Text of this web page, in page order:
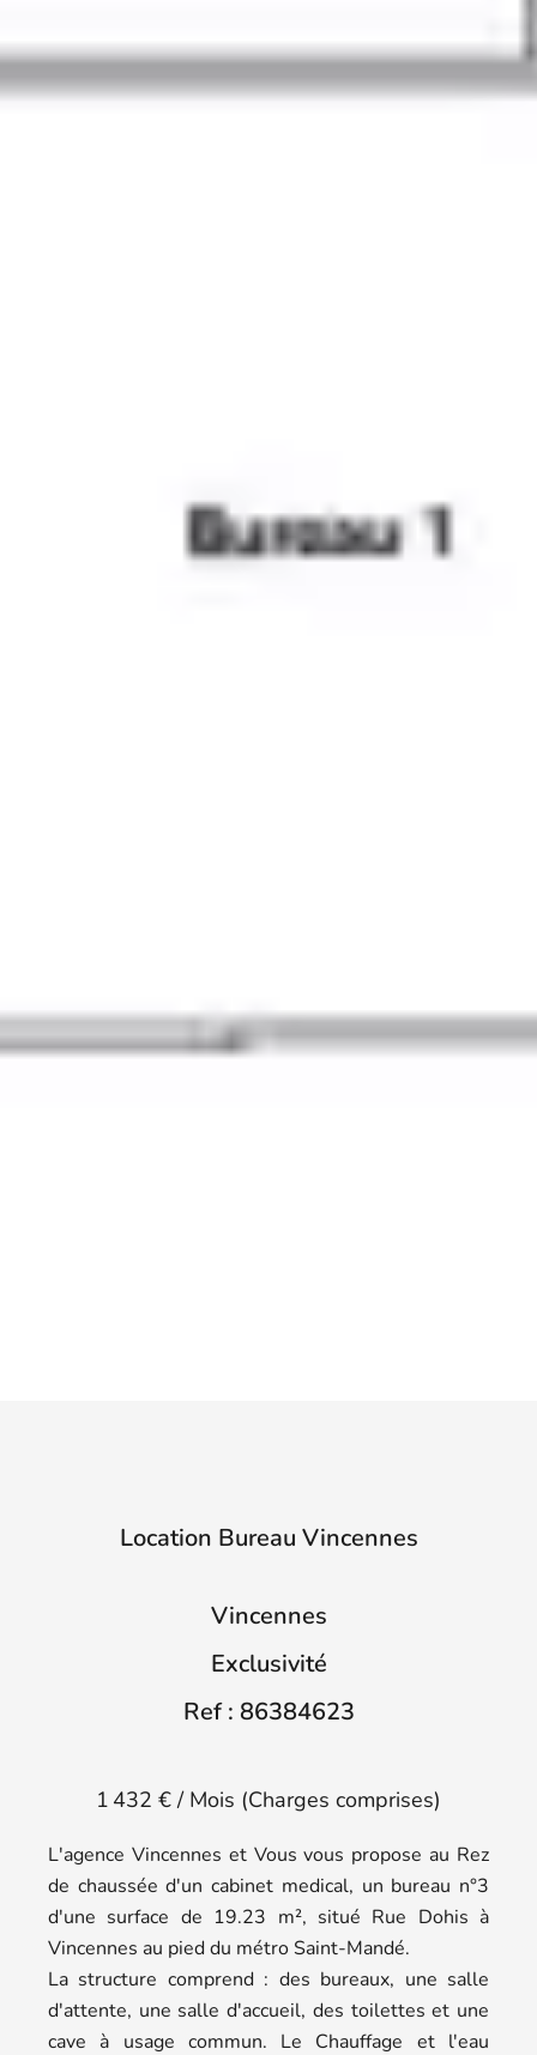
Location Bureau Vincennes
Vincennes
Exclusivité
Ref : 86384623
1 432 € / Mois (Charges comprises)
L'agence Vincennes et Vous vous propose au Rez
de chaussée d'un cabinet medical, un bureau n°3
d'une surface de 19.23 m², situé Rue Dohis à
Vincennes au pied du métro Saint-Mandé.
La structure comprend : des bureaux, une salle
d'attente, une salle d'accueil, des toilettes et une
cave à usage commun. Le Chauffage et l'eau